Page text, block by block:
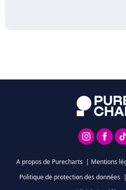
A propos de Purecharts | Mentions
Politique de protection des données |